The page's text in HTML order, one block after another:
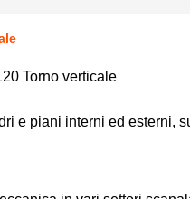
Torno verticale
e piani interni ed esterni,